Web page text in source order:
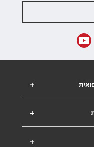
+
+
+